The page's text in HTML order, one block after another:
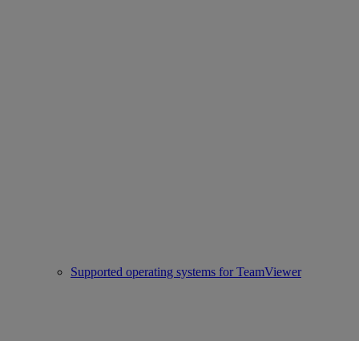
Supported operating systems for TeamViewer